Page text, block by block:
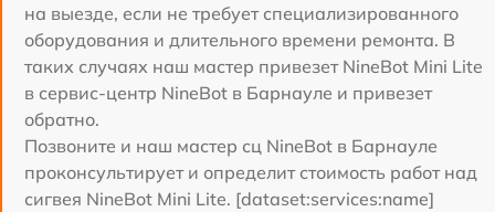
на выезде, если не требует специализированного
оборудования и длительного времени ремонта. В
таких случаях наш мастер привезет NineBot Mini Lite
в сервис-центр NineBot в Барнауле и привезет
обратно.
Позвоните и наш мастер сц NineBot в Барнауле
проконсультирует и определит стоимость работ над
сигвея NineBot Mini Lite. [dataset:services:name]